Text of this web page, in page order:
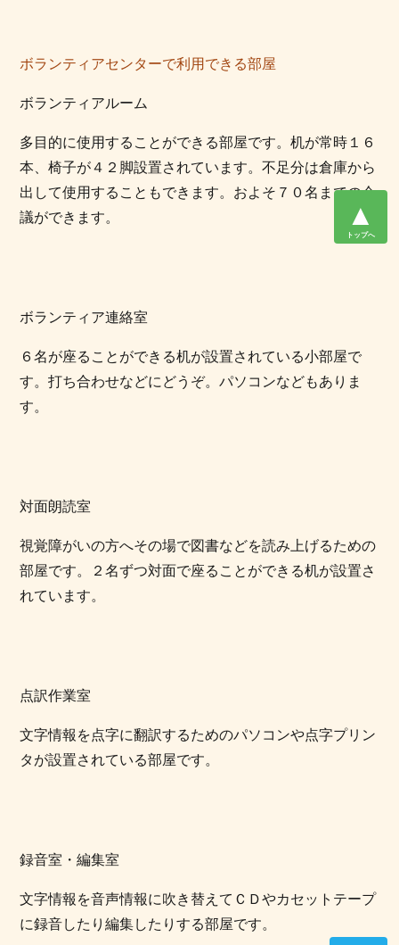
ボランティアセンターで利用できる部屋
ボランティアルーム
多目的に使用することができる部屋です。机が常時１６
本、椅子が４２脚設置されています。不足分は倉庫から
出して使用することもできます。およそ７０名までの会
議ができます。
ボランティア連絡室
６名が座ることができる机が設置されている小部屋で
す。打ち合わせなどにどうぞ。パソコンなどもありま
す。
対面朗読室
視覚障がいの方へその場で図書などを読み上げるための
部屋です。２名ずつ対面で座ることができる机が設置さ
れています。
点訳作業室
文字情報を点字に翻訳するためのパソコンや点字プリン
タが設置されている部屋です。
録音室・編集室
文字情報を音声情報に吹き替えてＣＤやカセットテープ
に録音したり編集したりする部屋です。
▲
トップへ